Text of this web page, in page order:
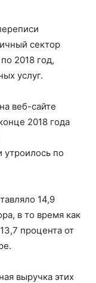
сектор
2018 год,
услуг.
веб-сайте
2018 года
утроилось по
14,9
в то время как
процента от
выручка этих